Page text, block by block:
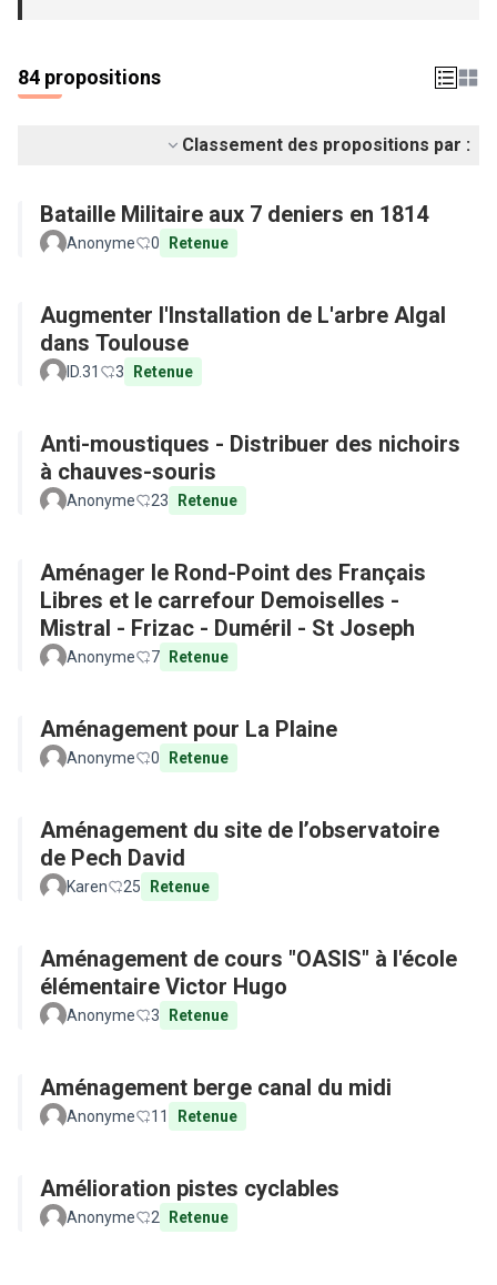
84 propositions
Classement des propositions par :
Bataille Militaire aux 7 deniers en 1814
Anonyme 0 Retenue
Augmenter l'Installation de L'arbre Algal
dans Toulouse
ID.31 3 Retenue
Anti-moustiques - Distribuer des nichoirs
à chauves-souris
Anonyme 23 Retenue
Aménager le Rond-Point des Français
Libres et le carrefour Demoiselles -
Mistral - Frizac - Duméril - St Joseph
Anonyme 7 Retenue
Aménagement pour La Plaine
Anonyme 0 Retenue
Aménagement du site de l’observatoire
de Pech David
Karen 25 Retenue
Aménagement de cours "OASIS" à l'école
élémentaire Victor Hugo
Anonyme 3 Retenue
Aménagement berge canal du midi
Anonyme 11 Retenue
Amélioration pistes cyclables
Anonyme 2 Retenue